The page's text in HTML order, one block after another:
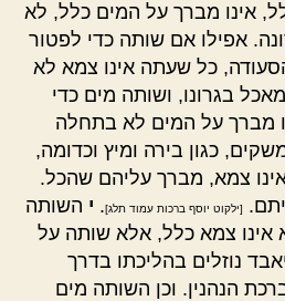
אינו מברך על המים כלל, לא
אפילו אם שותה כדי לפטור
כל שעתה אינו צמא לא
בגרונו, ושותה מים כדי
מברך על המים לא בתחלה
כגון בירה ומיץ וכדומה,
צמא, מברך עליהם שהכל.
[ילקוט יוסף ברכות עמוד תלג]. י השותה
אינו צמא כלל, אלא שותה על
נוזלים בהליכתו בדרך
הנהנין. וכן השותה מים